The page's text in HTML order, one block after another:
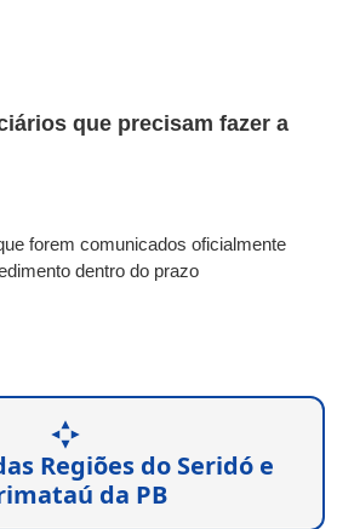
que precisam fazer a
forem comunicados oficialmente
dentro do prazo
Regiões do Seridó e
da PB